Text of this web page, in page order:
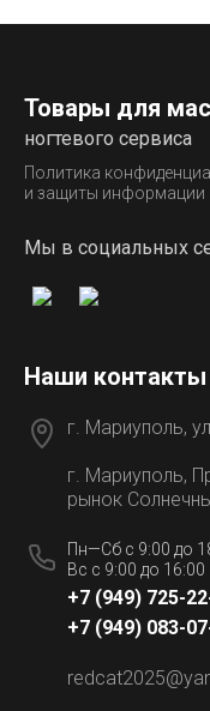
Товары для
ногтевого сервиса
Политика
и защиты информации
Мы в социальных
Наши контакты
г. Мариуполь,
г. Мариуполь,
рынок
Пн—Сб с 9:00 до
Вс с 9:00 до 16:00
+7 (949) 725-
+7 (949) 083-